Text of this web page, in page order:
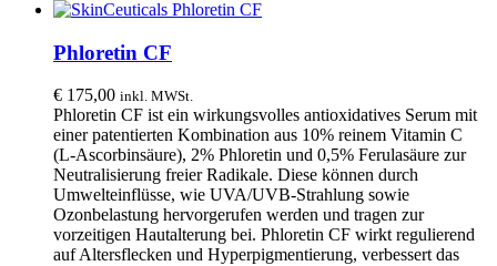
Phloretin CF
€ 175,00 inkl. MWSt.
Phloretin CF ist ein wirkungsvolles antioxidatives Serum mit
einer patentierten Kombination aus 10% reinem Vitamin C
(L-Ascorbinsäure), 2% Phloretin und 0,5% Ferulasäure zur
Neutralisierung freier Radikale. Diese können durch
Umwelteinflüsse, wie UVA/UVB-Strahlung sowie
Ozonbelastung hervorgerufen werden und tragen zur
vorzeitigen Hautalterung bei. Phloretin CF wirkt regulierend
auf Altersflecken und Hyperpigmentierung, verbessert das